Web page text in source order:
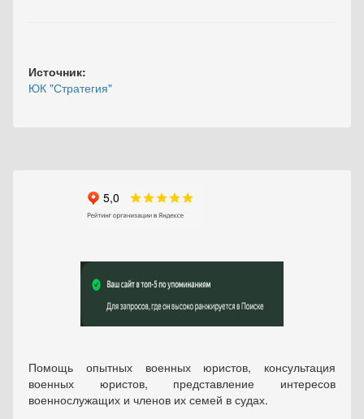
Источник:
ЮК "Стратегия"
Помощь опытных военных юристов, консультация
военных юристов, представление интересов
военнослужащих и членов их семей в судах.